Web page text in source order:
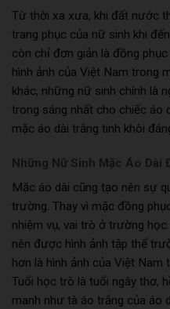
Từ thời xa xưa, khi đất nước
trang phục của nữ sinh khi
còn chỉ đơn giản là đồng
hình ảnh của Việt Nam trong
khác, những nữ sinh chính là
trong sáng nhất cho chiếc áo
mặc áo dài trắng tinh khôi
Những Nữ Sinh Mặc Áo Dài
Mặc áo dài cũng tạo nên sự
trường. Thay vì mặc đồng
nhiệm vụ, vai trò ở trường
nên được hình ảnh tập thể
hơn là hình ảnh của Việt Nam
Tuổi học trò là tuổi ngây thơ,
manh như tà áo trắng của áo